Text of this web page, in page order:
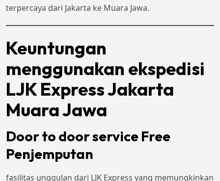
terpercaya dari Jakarta ke Muara Jawa.
Keuntungan
menggunakan ekspedisi
LJK Express Jakarta
Muara Jawa
Door to door service Free
Penjemputan
fasilitas unggulan dari LJK Express yang memungkinkan